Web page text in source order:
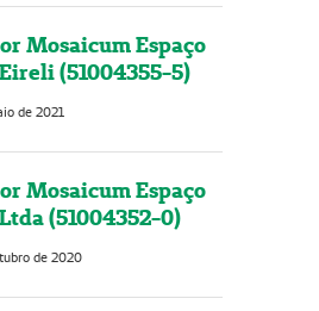
Mosaicum Espaço
(51004355-5)
de 2021
Mosaicum Espaço
(51004352-0)
de 2020